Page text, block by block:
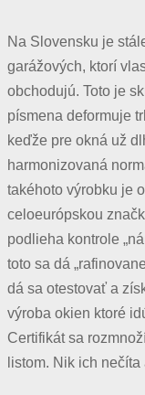
Na Slovensku je
garážových, ktorí
obchodujú. Toto je
písmena deformuje
keďže pre okná už
harmonizovaná
takéhoto výrobku je
celoeurópskou
podlieha kontrole
toto sa dá
dá sa otestovať a
výroba okien ktoré
Certifikát sa
listom. Nik ich